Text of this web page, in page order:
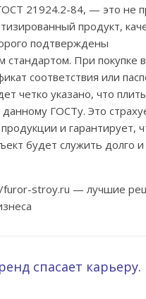
21924.2-84, — это не
продукт,
подтверждены
стандартом. При покупке
соответствия или
четко указано, что
ГОСТу. Это
и гарантирует,
будет служить долго и
furor-stroy.ru — лучшие
спасает карьеру.